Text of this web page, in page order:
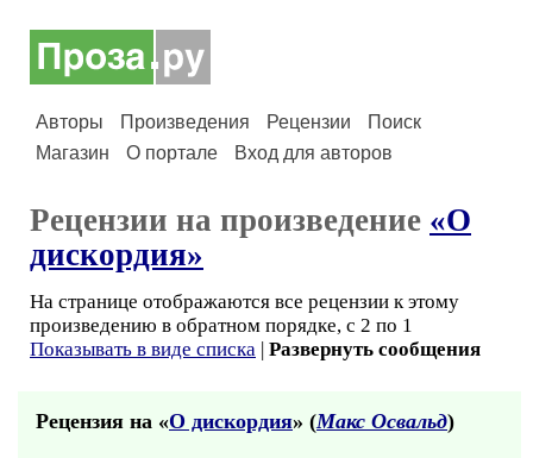
Авторы Произведения Рецензии
Поиск
Магазин
О портале Вход для авторов
Рецензии на произведение «О
дискордия»
На странице отображаются все рецензии к этому
произведению в обратном порядке, с 2 по 1
Показывать в виде списка | Развернуть сообщения
Рецензия на «О дискордия» (Макс Освальд)